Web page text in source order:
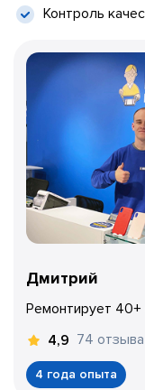
Контроль
Дмитрий
Ремонтирует
4,9 74 отзыва
4 года опыта